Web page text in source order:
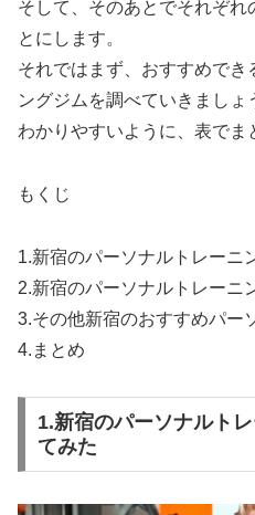
そして、そのあとでそれぞれ
とにします。
それではまず、おすすめで
ングジムを調べていきましょ
わかりやすいように、表でま
もくじ
1.新宿のパーソナルトレーニ
2.新宿のパーソナルトレーニ
3.その他新宿のおすすめパー
4.まとめ
1.新宿のパーソナルト
てみた